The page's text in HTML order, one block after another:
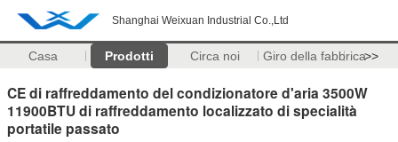
Shanghai Weixuan Industrial Co.,Ltd
Casa Prodotti Circa noi Giro della fabbrica>>
CE di raffreddamento del condizionatore d'aria 3500W
11900BTU di raffreddamento localizzato di specialità
portatile passato